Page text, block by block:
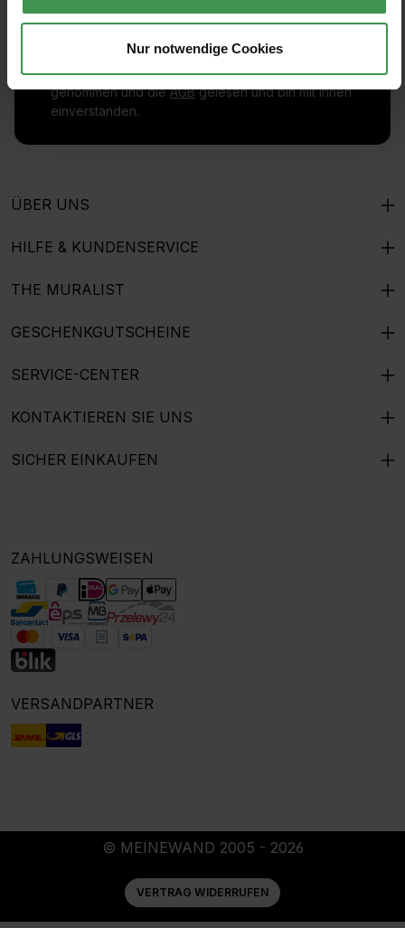
Nur notwendige Cookies
E-Mail-Adresse*
Ich habe dieDatenschutzbestimmungenzur Kenntnis
genommen und dieAGBgelesen und bin mit ihnen
einverstanden.
ÜBER UNS
HILFE & KUNDENSERVICE
THE MURALIST
GESCHENKGUTSCHEINE
SERVICE-CENTER
KONTAKTIEREN SIE UNS
SICHER EINKAUFEN
ZAHLUNGSWEISEN
VERSANDPARTNER
© MEINEWAND 2005 - 2026
VERTRAG WIDERRUFEN